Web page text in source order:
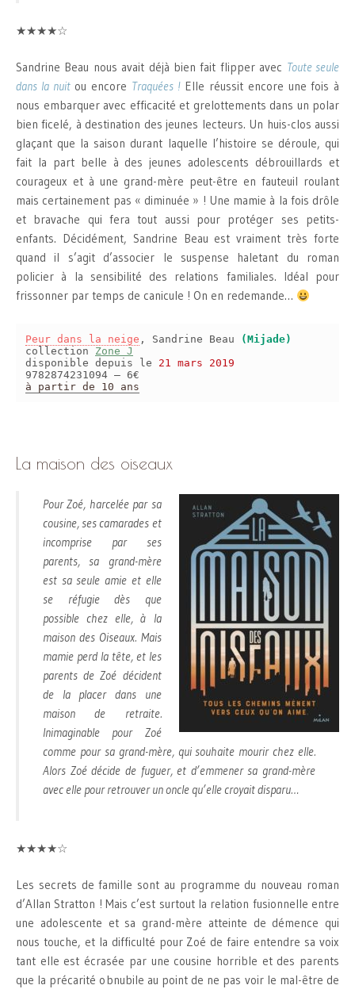
★★★★☆
Sandrine Beau nous avait déjà bien fait flipper avec Toute seule
dans la nuitou encore Traquées !Elle réussit encore une fois à
nous embarquer avec efficacité et grelottements dans un polar
bien ficelé, à destination des jeunes lecteurs. Un huis-clos aussi
glaçant que la saison durant laquelle l’histoire se déroule, qui
fait la part belle à des jeunes adolescents débrouillards et
courageux et à une grand-mère peut-être en fauteuil roulant
mais certainement pas « diminuée » ! Une mamie à la fois drôle
et bravache qui fera tout aussi pour protéger ses petits-
enfants. Décidément, Sandrine Beau est vraiment très forte
quand il s’agit d’associer le suspense haletant du roman
policier à la sensibilité des relations familiales. Idéal pour
frissonner par temps de canicule ! On en redemande…
Peur dans la neige , Sandrine Beau
(Mijade)
collection Zone J
disponible depuis le 21 mars 2019
9782874231094 – 6€
à partir de 10 ans
La maison des oiseaux
Pour Zoé, harcelée par sa
cousine, ses camarades et
incomprise par ses
parents, sa grand-mère
est sa seule amie et elle
se réfugie dès que
possible chez elle, à la
maison des Oiseaux. Mais
mamie perd la tête, et les
parents de Zoé décident
de la placer dans une
maison de retraite.
Inimaginable pour Zoé
comme pour sa grand-mère, qui souhaite mourir chez elle.
Alors Zoé décide de fuguer, et d’emmener sa grand-mère
avec elle pour retrouver un oncle qu’elle croyait disparu…
★★★★☆
Les secrets de famille sont au programme du nouveau roman
d’Allan Stratton ! Mais c’est surtout la relation fusionnelle entre
une adolescente et sa grand-mère atteinte de démence qui
nous touche, et la difficulté pour Zoé de faire entendre sa voix
tant elle est écrasée par une cousine horrible et des parents
que la précarité obnubile au point de ne pas voir le mal-être de